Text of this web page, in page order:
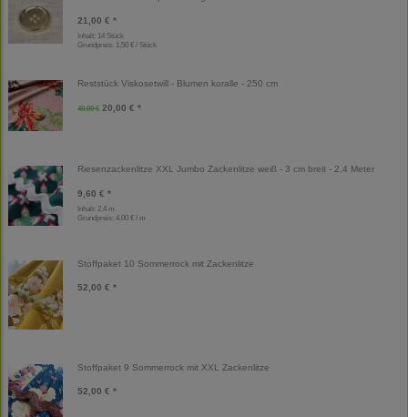
21,00 € *
Inhalt: 14 Stück
Grundpreis: 1,50 € / Stück
Reststück Viskosetwill - Blumen koralle - 250 cm
40,00 € 20,00 € *
Riesenzackenlitze XXL Jumbo Zackenlitze weiß - 3 cm breit - 2,4 Meter
9,60 € *
Inhalt: 2,4 m
Grundpreis: 4,00 € / m
Stoffpaket 10 Sommerrock mit Zackenlitze
52,00 € *
Stoffpaket 9 Sommerrock mit XXL Zackenlitze
52,00 € *